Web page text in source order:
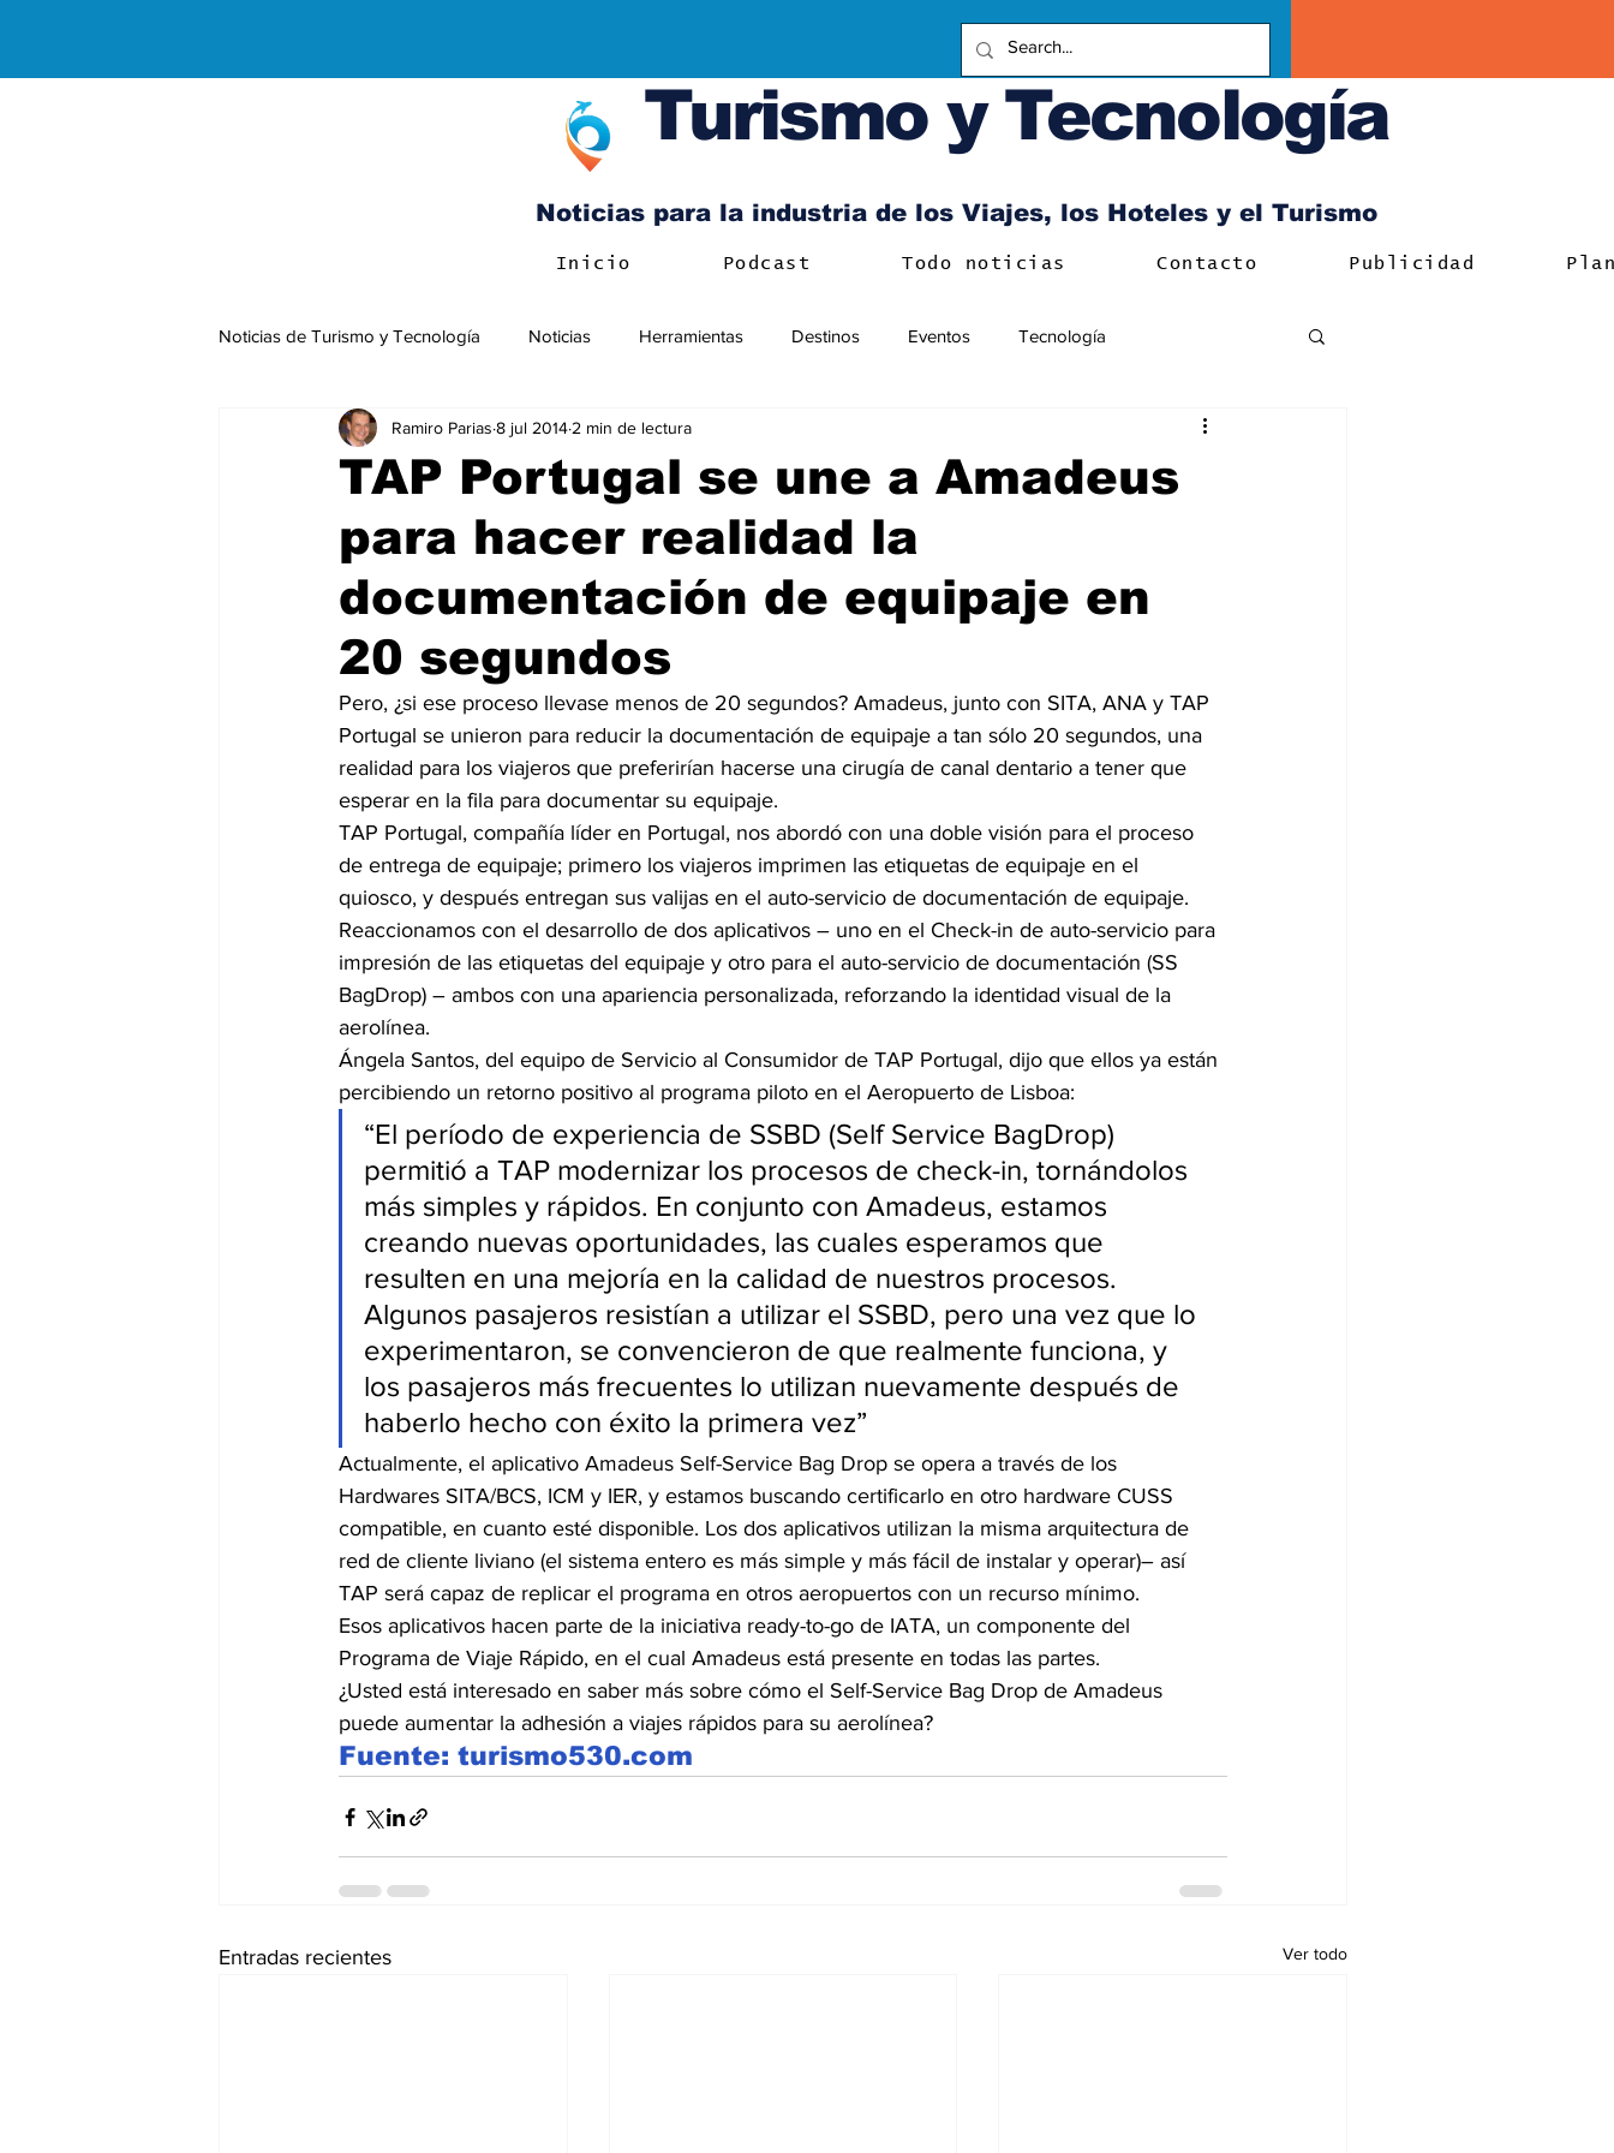
Turismo y Tecnología
Noticias para la industria de los Viajes, los Hoteles y el Turismo
Inicio Podcast Todo noticias Contacto Publicidad
Noticias de Turismo y Tecnología Noticias Herramientas Destinos Eventos Tecnología
Negocios Internacionales
TAP Portugal se une a Amadeus
para hacer realidad la
documentación de equipaje en
20 segundos
Ramiro Parias 8 jul 2014 2 min de lectura
Pero, ¿si ese proceso llevase menos de 20 segundos? Amadeus, junto con SITA, ANA y TAP
Portugal se unieron para reducir la documentación de equipaje a tan sólo 20 segundos, una
realidad para los viajeros que preferirían hacerse una cirugía de canal dentario a tener que
esperar en la fila para documentar su equipaje.
TAP Portugal, compañía líder en Portugal, nos abordó con una doble visión para el proceso
de entrega de equipaje; primero los viajeros imprimen las etiquetas de equipaje en el
quiosco, y después entregan sus valijas en el auto-servicio de documentación de equipaje.
Reaccionamos con el desarrollo de dos aplicativos – uno en el Check-in de auto-servicio para
impresión de las etiquetas del equipaje y otro para el auto-servicio de documentación (SS
BagDrop) – ambos con una apariencia personalizada, reforzando la identidad visual de la
aerolínea.
Ángela Santos, del equipo de Servicio al Consumidor de TAP Portugal, dijo que ellos ya están
percibiendo un retorno positivo al programa piloto en el Aeropuerto de Lisboa:
“El período de experiencia de SSBD (Self Service BagDrop)
permitió a TAP modernizar los procesos de check-in, tornándolos
más simples y rápidos. En conjunto con Amadeus, estamos
creando nuevas oportunidades, las cuales esperamos que
resulten en una mejoría en la calidad de nuestros procesos.
Algunos pasajeros resistían a utilizar el SSBD, pero una vez que lo
experimentaron, se convencieron de que realmente funciona, y
los pasajeros más frecuentes lo utilizan nuevamente después de
haberlo hecho con éxito la primera vez”
Actualmente, el aplicativo Amadeus Self-Service Bag Drop se opera a través de los
Hardwares SITA/BCS, ICM y IER, y estamos buscando certificarlo en otro hardware CUSS
compatible, en cuanto esté disponible. Los dos aplicativos utilizan la misma arquitectura de
red de cliente liviano (el sistema entero es más simple y más fácil de instalar y operar)– así
TAP será capaz de replicar el programa en otros aeropuertos con un recurso mínimo.
Esos aplicativos hacen parte de la iniciativa ready-to-go de IATA, un componente del
Programa de Viaje Rápido, en el cual Amadeus está presente en todas las partes.
¿Usted está interesado en saber más sobre cómo el Self-Service Bag Drop de Amadeus
puede aumentar la adhesión a viajes rápidos para su aerolínea?
Fuente: turismo530.com
Entradas recientes Ver todo